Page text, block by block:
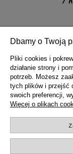
Dbamy o Twoją
Pliki cookies i
działanie strony i
potrzeb. Możesz
tych plików i przejść
swoich preferencji,
Więcej o plikach